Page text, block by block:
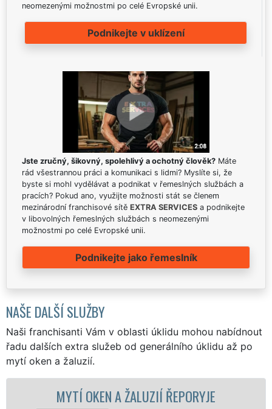
neomezenými možnostmi po celé Evropské unii.
Podnikejte v uklízení
Jste zručný, šikovný, spolehlivý a ochotný člověk? Máte
rád všestrannou práci a komunikaci s lidmi? Myslíte si, že
byste si mohl vydělávat a podnikat v řemeslných službách a
pracích? Pokud ano, využijte možnosti stát se členem
mezinárodní franchisové sítě EXTRA SERVICES a podnikejte
v libovolných řemeslných službách s neomezenými
možnostmi po celé Evropské unii.
Podnikejte jako řemeslník
NAŠE DALŠÍ SLUŽBY
Naši franchisanti Vám v oblasti úklidu mohou nabídnout
řadu dalších extra služeb od generálního úklidu až po
mytí oken a žaluzií.
A ŽALUZIÍ ŘEPORYJE